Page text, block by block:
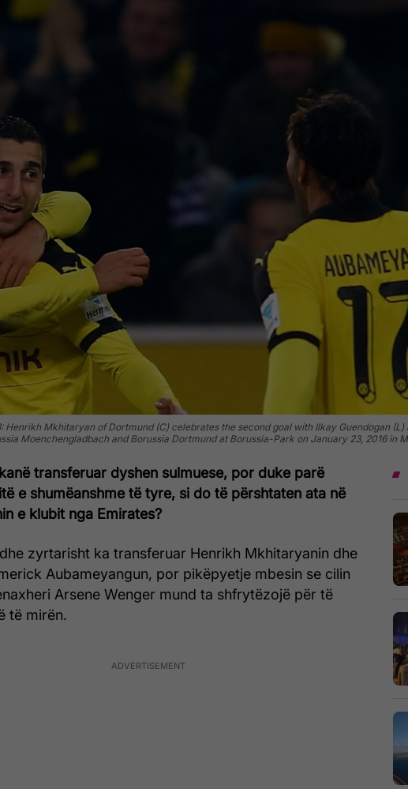
Henrikh Mkhitaryan of Dortmund (C) celebrates the second goal with Ilkay Guendogan
Moenchengladbach and Borussia Dortmund at Borussia-Park on January 23, 2016 in
transferuar dyshen sulmuese, por duke parë
e shumëanshme të tyre, si do të përshtaten ata në
e klubit nga Emirates?
zyrtarisht ka transferuar Henrikh Mkhitaryanin dhe
Aubameyangun, por pikëpyetje mbesin se cilin
Arsene Wenger mund ta shfrytëzojë për të
të mirën.